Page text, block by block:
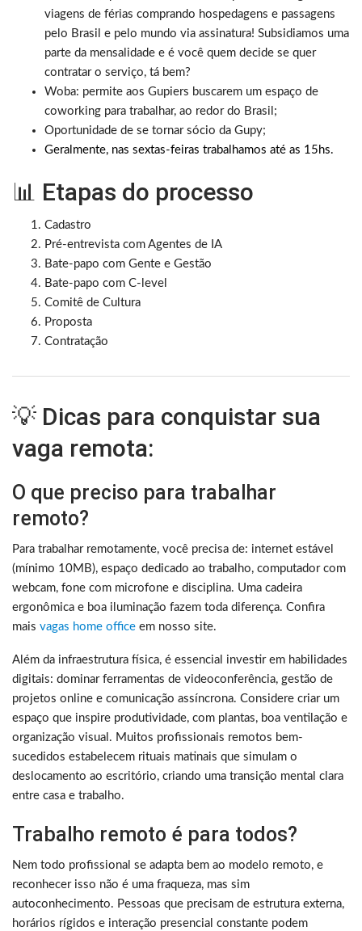
viagens de férias comprando hospedagens e passagens
pelo Brasil e pelo mundo via assinatura! Subsidiamos uma
parte da mensalidade e é você quem decide se quer
contratar o serviço, tá bem?
Woba: permite aos Gupiers buscarem um espaço de
coworking para trabalhar, ao redor do Brasil;
Oportunidade de se tornar sócio da Gupy;
Geralmente, nas sextas-feiras trabalhamos até as 15hs.
📊 Etapas do processo
Cadastro
Pré-entrevista com Agentes de IA
Bate-papo com Gente e Gestão
Bate-papo com C-level
Comitê de Cultura
Proposta
Contratação
💡 Dicas para conquistar sua
vaga remota:
O que preciso para trabalhar
remoto?
Para trabalhar remotamente, você precisa de: internet estável
(mínimo 10MB), espaço dedicado ao trabalho, computador com
webcam, fone com microfone e disciplina. Uma cadeira
ergonômica e boa iluminação fazem toda diferença. Confira
mais vagas home office em nosso site.
Além da infraestrutura física, é essencial investir em habilidades
digitais: dominar ferramentas de videoconferência, gestão de
projetos online e comunicação assíncrona. Considere criar um
espaço que inspire produtividade, com plantas, boa ventilação e
organização visual. Muitos profissionais remotos bem-
sucedidos estabelecem rituais matinais que simulam o
deslocamento ao escritório, criando uma transição mental clara
entre casa e trabalho.
Trabalho remoto é para todos?
Nem todo profissional se adapta bem ao modelo remoto, e
reconhecer isso não é uma fraqueza, mas sim
autoconhecimento. Pessoas que precisam de estrutura externa,
horários rígidos e interação presencial constante podem